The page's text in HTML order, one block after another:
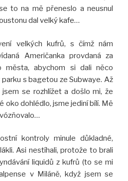
to na mě přeneslo a neusnul
dal velký kafe…
velkých kufrů, s čímž nám
Američanka provdaná za
města, abychom si dali něco
s bagetou ze Subwaye. Až
se rozhlížet a došlo mi, že
oko dohlédlo, jsme jediní bílí. Mě
kontroly minule důkladné,
Asi nestíhali, protože to brali
liquidů z kufrů (to se mi
v Miláně, když jsem se